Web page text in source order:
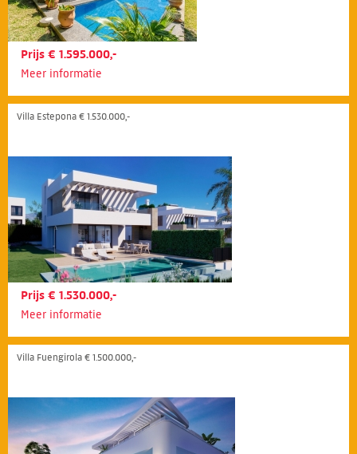
Prijs € 1.595.000,-
Meer informatie
Villa Estepona € 1.530.000,-
Prijs € 1.530.000,-
Meer informatie
Villa Fuengirola € 1.500.000,-